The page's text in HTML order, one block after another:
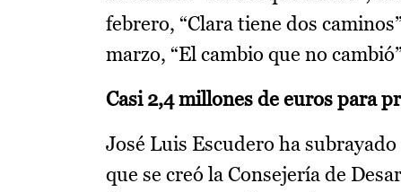
febrero, “Clara tiene dos
marzo, “El cambio que no
Casi 2,4 millones de euros para
José Luis Escudero ha
que se creó la Consejería de